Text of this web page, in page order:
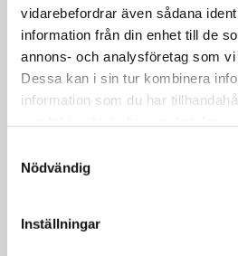
vidarebefordrar även sådana
information från din enhet till de
annons- och analysföretag som
Dessa kan i sin tur kombinera
information som du har
Nödvändig
Inställningar
E-post*
Telefon*